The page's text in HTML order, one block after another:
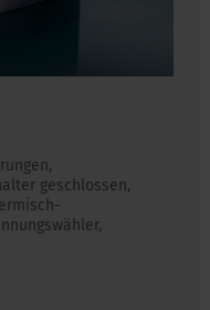
geschlossen,